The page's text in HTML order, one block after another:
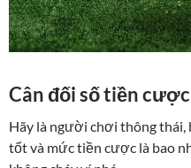
Cân đối số tiền
Hãy là người chơi thông thái,
tốt và mức tiền cược là bao